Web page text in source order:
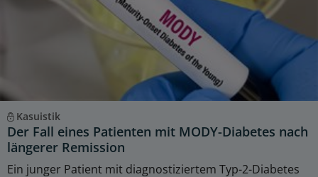
Kasuistik
Der Fall eines Patienten mit MODY-Diabetes nach
längerer Remission
Ein junger Patient mit diagnostiziertem Typ-2-Diabetes